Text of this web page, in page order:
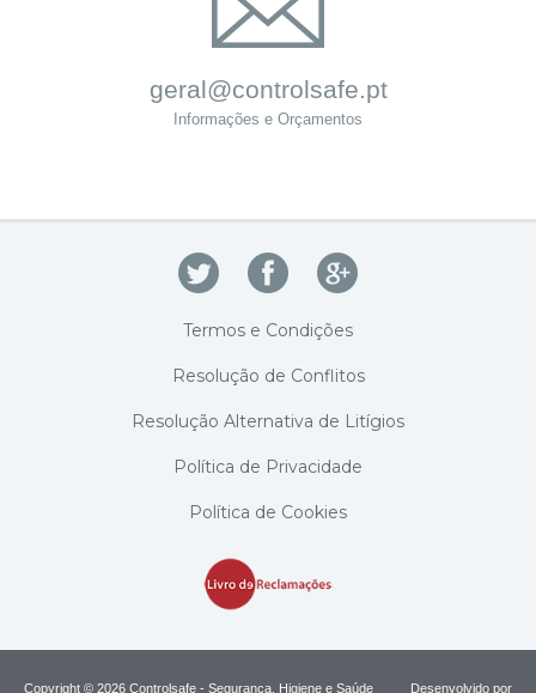
geral@controlsafe.pt
Informações e Orçamentos
Termos e Condições
Resolução de Conflitos
Resolução Alternativa de Litígios
Política de Privacidade
Política de Cookies
Copyright © 2026 Controlsafe - Segurança, Higiene e Saúde Desenvolvido por